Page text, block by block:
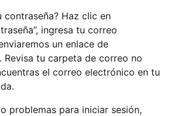
contraseña? Haz clic en
ingresa tu correo
un enlace de
Revisa tu carpeta de correo no
el correo electrónico en tu
problemas para iniciar sesión,